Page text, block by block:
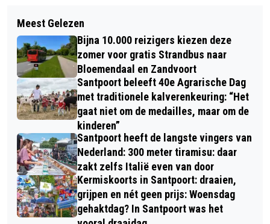
SCHOUTEN FENOMENAAL OP DE 5000
METER; 2E OLYMPISCH GOUD!
OVERVEEN ‘BESTE STATION’ VAN
NEDERLAND; OOK SANTPOORT-ZUID
EN HAARLEM IN DE TOP
Meest Gelezen
Bijna 10.000 reizigers kiezen deze
zomer voor gratis Strandbus naar
Bloemendaal en Zandvoort
Santpoort beleeft 40e Agrarische Dag
met traditionele kalverenkeuring: “Het
gaat niet om de medailles, maar om de
kinderen”
Santpoort heeft de langste vingers van
Nederland: 300 meter tiramisu: daar
zakt zelfs Italië even van door
Kermiskoorts in Santpoort: draaien,
grijpen en nét geen prijs: Woensdag
gehaktdag? In Santpoort was het